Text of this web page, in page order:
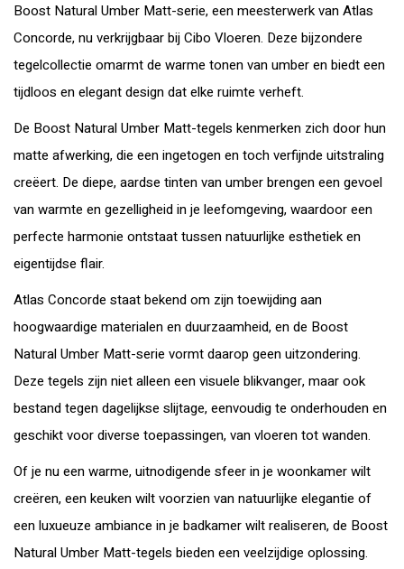
Boost Natural Umber Matt-serie, een meesterwerk van Atlas
Concorde, nu verkrijgbaar bij Cibo Vloeren. Deze bijzondere
tegelcollectie omarmt de warme tonen van umber en biedt een
tijdloos en elegant design dat elke ruimte verheft.
De Boost Natural Umber Matt-tegels kenmerken zich door hun
matte afwerking, die een ingetogen en toch verfijnde uitstraling
creëert. De diepe, aardse tinten van umber brengen een gevoel
van warmte en gezelligheid in je leefomgeving, waardoor een
perfecte harmonie ontstaat tussen natuurlijke esthetiek en
eigentijdse flair.
Atlas Concorde staat bekend om zijn toewijding aan
hoogwaardige materialen en duurzaamheid, en de Boost
Natural Umber Matt-serie vormt daarop geen uitzondering.
Deze tegels zijn niet alleen een visuele blikvanger, maar ook
bestand tegen dagelijkse slijtage, eenvoudig te onderhouden en
geschikt voor diverse toepassingen, van vloeren tot wanden.
Of je nu een warme, uitnodigende sfeer in je woonkamer wilt
creëren, een keuken wilt voorzien van natuurlijke elegantie of
een luxueuze ambiance in je badkamer wilt realiseren, de Boost
Natural Umber Matt-tegels bieden een veelzijdige oplossing.